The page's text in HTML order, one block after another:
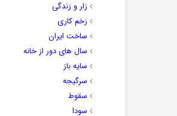
زار و زندگی
زخم کاری
ساخت ایران
سال های دور از خانه
سایه باز
سرگیجه
سقوط
سودا